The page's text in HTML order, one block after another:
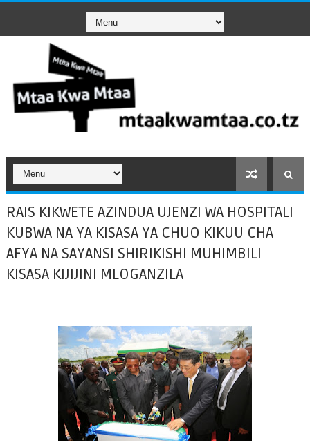
RAIS KIKWETE AZINDUA UJENZI WA HOSPITALI
KUBWA NA YA KISASA YA CHUO KIKUU CHA
AFYA NA SAYANSI SHIRIKISHI MUHIMBILI
KISASA KIJIJINI MLOGANZILA